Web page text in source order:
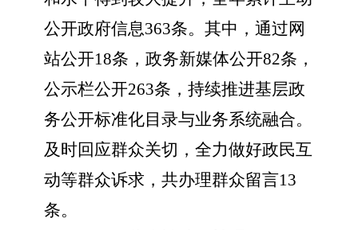
公开政府信息363条。其中，通过网
站公开18条，政务新媒体公开82条，
公示栏公开263条，持续推进基层政
务公开标准化目录与业务系统融合。
及时回应群众关切，全力做好政民互
动等群众诉求，共办理群众留言13
条。